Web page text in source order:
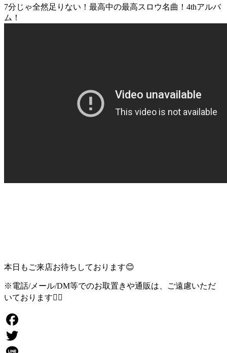
7分じゃ全然足りない！最高中の最高スロウ名曲！4thアルバ
ム！
本日もご来店お待ちしております😊
※電話/メール/DM等でのお取置きや通販は、ご遠慮いただ
いております🙇‍♂️
Facebook